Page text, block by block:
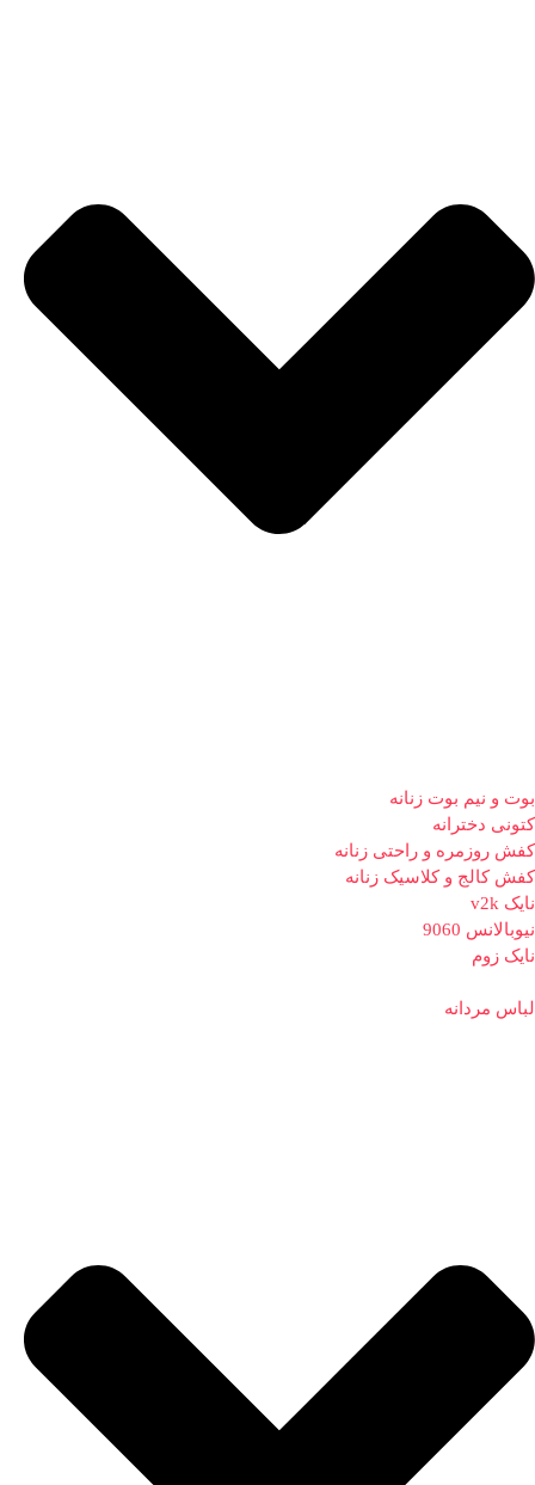
بوت و نیم بوت زنانه
کتونی دخترانه
کفش روزمره و راحتی زنانه
کفش کالج و کلاسیک زنانه
نایک v2k
نیوبالانس 9060
نایک زوم
لباس مردانه